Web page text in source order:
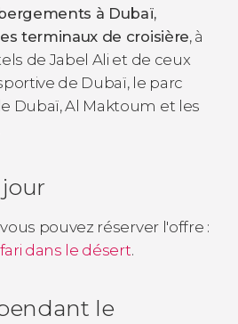
à Dubaï,
terminaux de croisière, à
de Jabel Ali et de ceux
de Dubaï, le parc
Dubaï, Al Maktoum et les
pouvez réserver l'offre :
dans le désert.
le